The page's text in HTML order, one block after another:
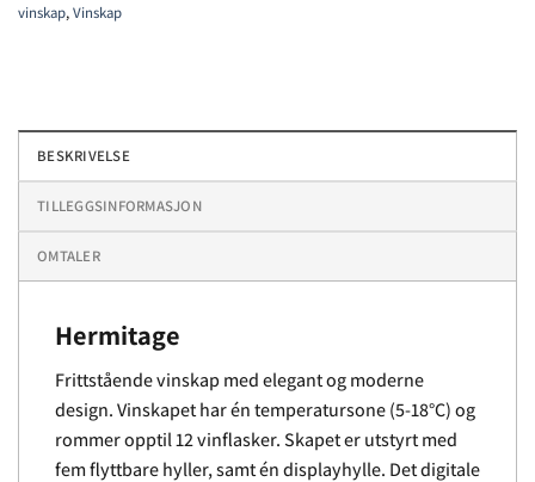
vinskap,Vinskap
BESKRIVELSE
TILLEGGSINFORMASJON
OMTALER
Hermitage
Frittstående vinskap med elegant og moderne
design. Vinskapet har én temperatursone (5-18°C) og
rommer opptil 12 vinflasker. Skapet er utstyrt med
fem flyttbare hyller, samt én displayhylle. Det digitale